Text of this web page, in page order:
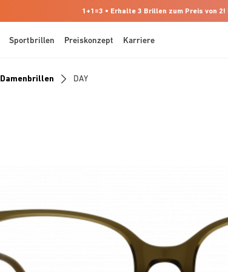
1+1=3 • Erhalte 3 Brillen zum Preis von 2! |
Sportbrillen Preiskonzept Karriere
Damenbrillen DAY